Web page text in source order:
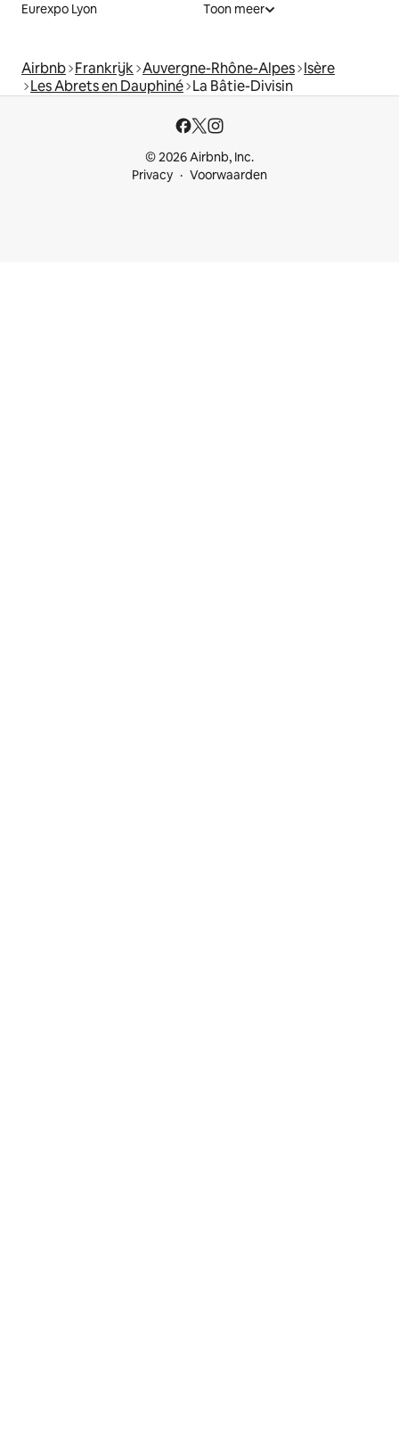
Eurexpo Lyon Toon meer
Airbnb Frankrijk Auvergne-Rhône-Alpes Isère
Les Abrets en Dauphiné La Bâtie-Divisin
© 2026 Airbnb, Inc.
Privacy
Voorwaarden